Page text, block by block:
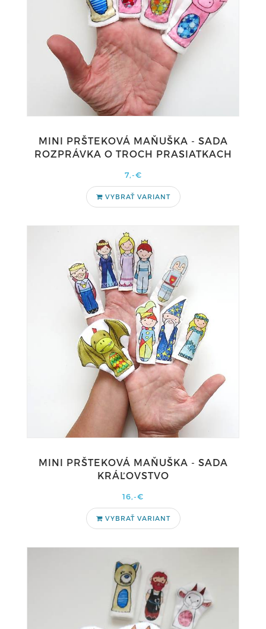
MINI PRŠTEKOVÁ MAŇUŠKA - SADA
ROZPRÁVKA O TROCH PRASIATKACH
7,-€
VYBRAŤ VARIANT
MINI PRŠTEKOVÁ MAŇUŠKA - SADA
KRÁĽOVSTVO
16,-€
VYBRAŤ VARIANT